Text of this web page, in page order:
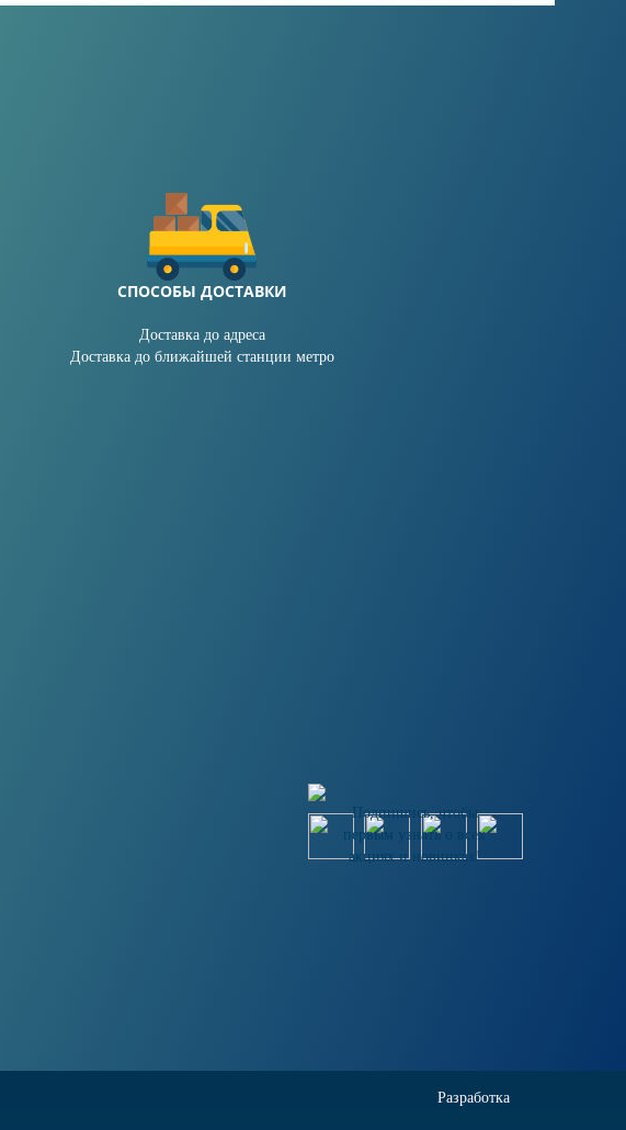
СПОСОБЫ ДОСТАВКИ
Доставка до адреса
Доставка до ближайшей станции метро
Подпишись, чтобы
первым узнать о всех
акциях и новинках!
Разработка